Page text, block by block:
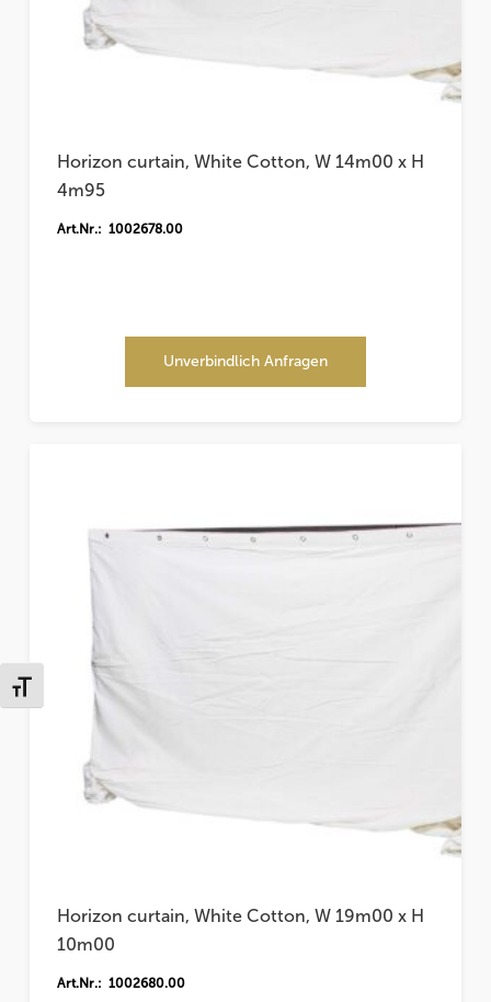
Schrift vergrößern
Horizon curtain, White Cotton, W 14m00 x H
4m95
Art.Nr.: 1002678.00
Unverbindlich Anfragen
Horizon curtain, White Cotton, W 19m00 x H
10m00
Art.Nr.: 1002680.00